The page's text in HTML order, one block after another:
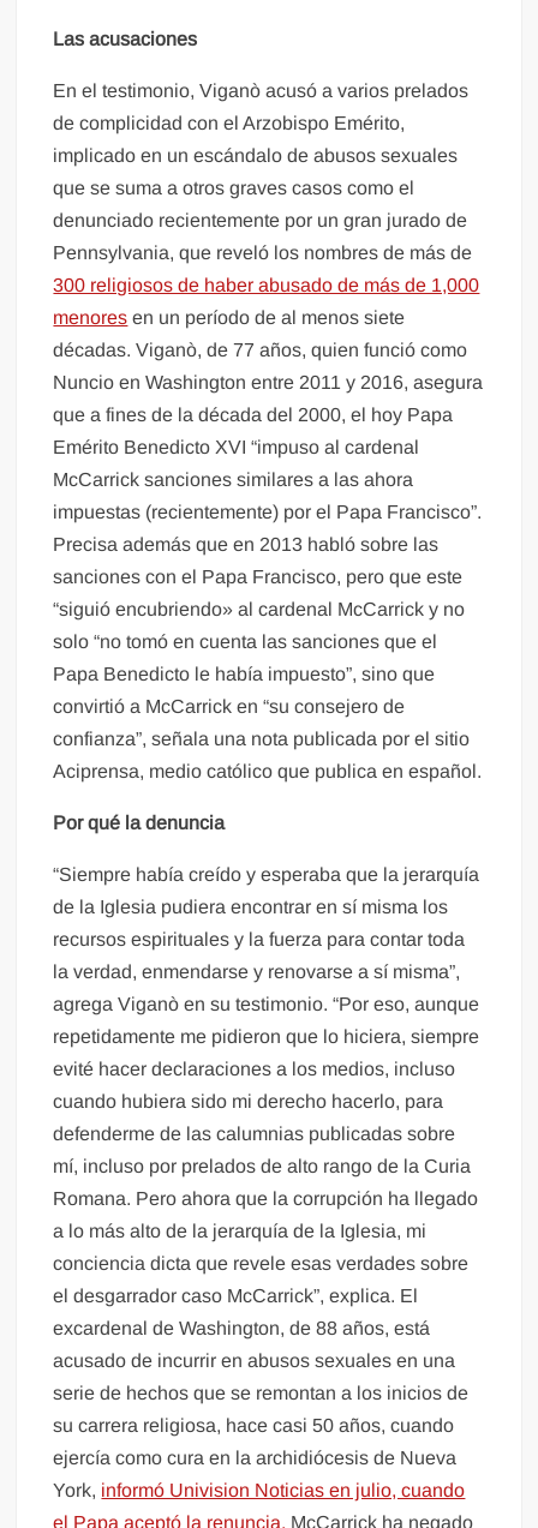
Las acusaciones
En el testimonio, Viganò acusó a varios prelados
de complicidad con el Arzobispo Emérito,
implicado en un escándalo de abusos sexuales
que se suma a otros graves casos como el
denunciado recientemente por un gran jurado de
Pennsylvania, que reveló los nombres de más de
300 religiosos de haber abusado de más de 1,000
menores en un período de al menos siete
décadas. Viganò, de 77 años, quien funció como
Nuncio en Washington entre 2011 y 2016, asegura
que a fines de la década del 2000, el hoy Papa
Emérito Benedicto XVI “impuso al cardenal
McCarrick sanciones similares a las ahora
impuestas (recientemente) por el Papa Francisco”.
Precisa además que en 2013 habló sobre las
sanciones con el Papa Francisco, pero que este
“siguió encubriendo» al cardenal McCarrick y no
solo “no tomó en cuenta las sanciones que el
Papa Benedicto le había impuesto”, sino que
convirtió a McCarrick en “su consejero de
confianza”, señala una nota publicada por el sitio
Aciprensa, medio católico que publica en español.
Por qué la denuncia
“Siempre había creído y esperaba que la jerarquía
de la Iglesia pudiera encontrar en sí misma los
recursos espirituales y la fuerza para contar toda
la verdad, enmendarse y renovarse a sí misma”,
agrega Viganò en su testimonio. “Por eso, aunque
repetidamente me pidieron que lo hiciera, siempre
evité hacer declaraciones a los medios, incluso
cuando hubiera sido mi derecho hacerlo, para
defenderme de las calumnias publicadas sobre
mí, incluso por prelados de alto rango de la Curia
Romana. Pero ahora que la corrupción ha llegado
a lo más alto de la jerarquía de la Iglesia, mi
conciencia dicta que revele esas verdades sobre
el desgarrador caso McCarrick”, explica. El
excardenal de Washington, de 88 años, está
acusado de incurrir en abusos sexuales en una
serie de hechos que se remontan a los inicios de
su carrera religiosa, hace casi 50 años, cuando
ejercía como cura en la archidiócesis de Nueva
York, informó Univision Noticias en julio, cuando
el Papa aceptó la renuncia. McCarrick ha negado